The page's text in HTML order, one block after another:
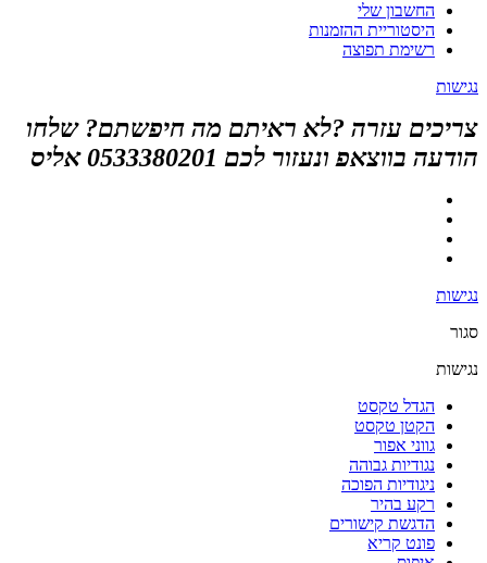
החשבון שלי
היסטוריית ההזמנות
רשימת תפוצה
נגישות
צריכים עזרה ?לא ראיתם מה חיפשתם? שלחו
הודעה בווצאפ ונעזור לכם 0533380201 אליס
נגישות
סגור
נגישות
הגדל טקסט
הקטן טקסט
גווני אפור
נגודיות גבוהה
ניגודיות הפוכה
רקע בהיר
הדגשת קישורים
פונט קריא